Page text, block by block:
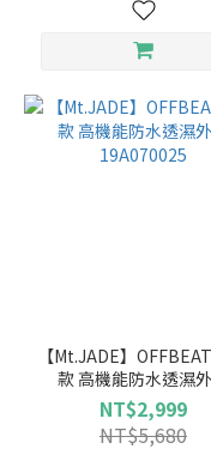
【Mt.JADE】
款 高機能防水透濕
19A070025
NT$2,999
NT$5,680